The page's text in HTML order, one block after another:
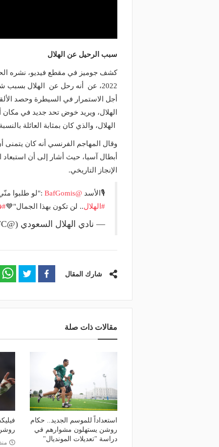
سبب الرحيل عن الهلال
2022، عن أنه رحل عن الهلال بسبب
أجل الاستمرار في السيطرة وحصد
الهلال، ويريد خوض تحد جديد في مكان
الهلال، والذي كان بمثابة العائلة
الإنجاز التاريخي.
🎙الأسد @BafGomis
:"لو طلبوا
#الهلال.. لن تكون بهذا الجمال"💙
— نادي الهلال السعودي (@Alhilal_FC)
شارك المقال
مقالات ذات صلة
استعداداً للموسم الجديد.. حكام
روشن يستهلون مشوارهم في
دراسة "تعديلات المونديال"
منذ 4